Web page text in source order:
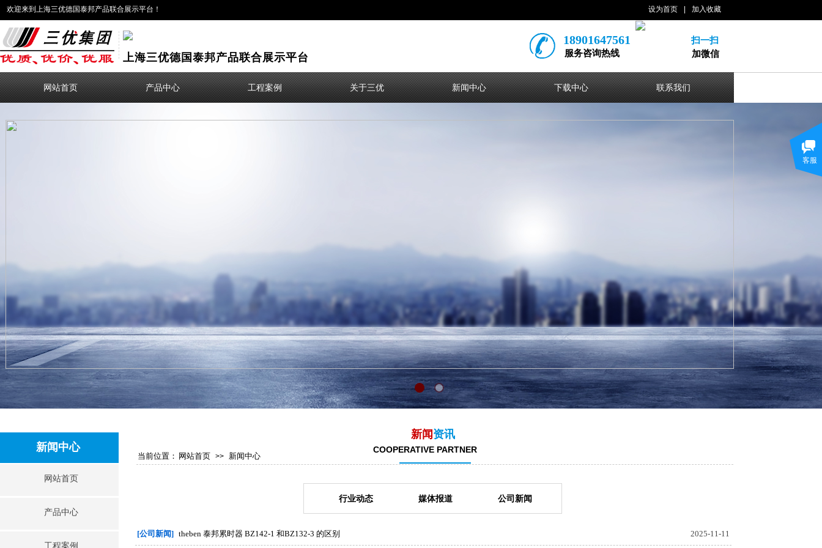
欢迎来到上海三优德国泰邦产品联合展示平台！ 设为首页 加入收藏
18901647561
扫一扫
服务咨询热线
加微信
上海三优德国泰邦产品联合展示平台
网站首页 产品中心 工程案例 关于三优 新闻中心 下载中心 联系我们
新闻 资讯
新闻中心
COOPERATIVE PARTNER
当前位置： 网站首页 >> 新闻中心
网站首页
产品中心
工程案例
行业动态 媒体报道 公司新闻
[公司新闻] theben 泰邦累时器 BZ142-1 和BZ132-3 的区别 2025-11-11
客服